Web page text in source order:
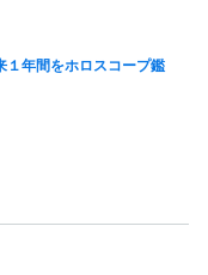
年間をホロスコープ鑑